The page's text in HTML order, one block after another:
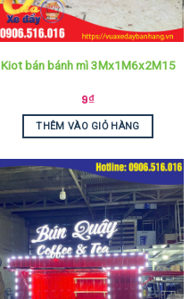
Kiot bán bánh mì 3Mx1M6x2M15
9₫
THÊM VÀO GIỎ HÀNG